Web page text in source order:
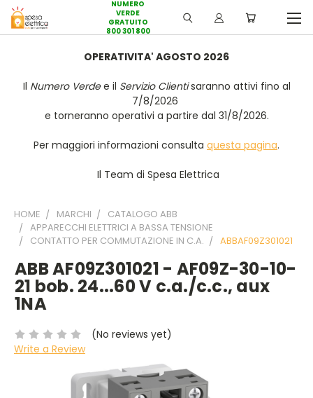
NUMERO
VERDE
GRATUITO
800 301 800
OPERATIVITA' AGOSTO 2026
Il Numero Verdee il Servizio Clientisaranno attivi fino al
7/8/2026
e torneranno operativi a partire dal 31/8/2026.
Per maggiori informazioni consulta questa pagina.
Il Team di Spesa Elettrica
HOME MARCHI
CATALOGO ABB
APPARECCHI ELETTRICI A BASSA TENSIONE
CONTATTO PER COMMUTAZIONE IN C.A.
ABBAF09Z301021
ABB AF09Z301021 - AF09Z-30-10-
21 bob. 24...60 V c.a./c.c., aux
1NA
(No reviews yet)
Write a Review